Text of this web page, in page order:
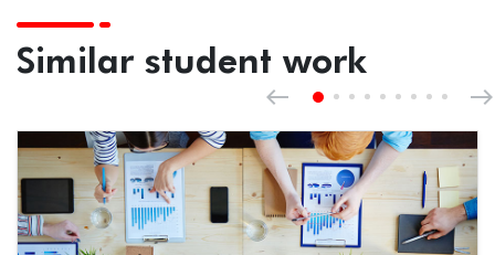
Similar student work
west Previous east